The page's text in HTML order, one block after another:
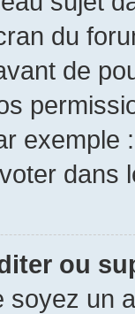
du
de
exemple
dans
ou
soyez un